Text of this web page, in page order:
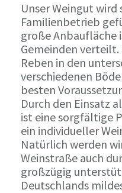
Unser Weingut
Familienbetrieb
große Anbaufläche
Gemeinden verteilt.
Reben in den
verschiedenen
besten
Durch den Einsatz
ist eine sorgfältige
ein individueller
Natürlich werden
Weinstraße auch
großzügig
Deutschlands